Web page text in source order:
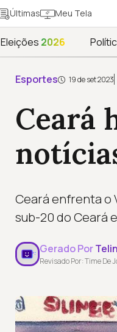
Últimas Meu Tela
Eleições 2026
Esportes 19 de set 2023
Ceará
Ceará enfrenta o
sub-20 do Ceará
Gerado Por
Revisado Por: Time De